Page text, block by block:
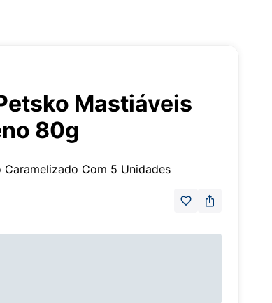
Mastiáveis
80g
Com 5 Unidades